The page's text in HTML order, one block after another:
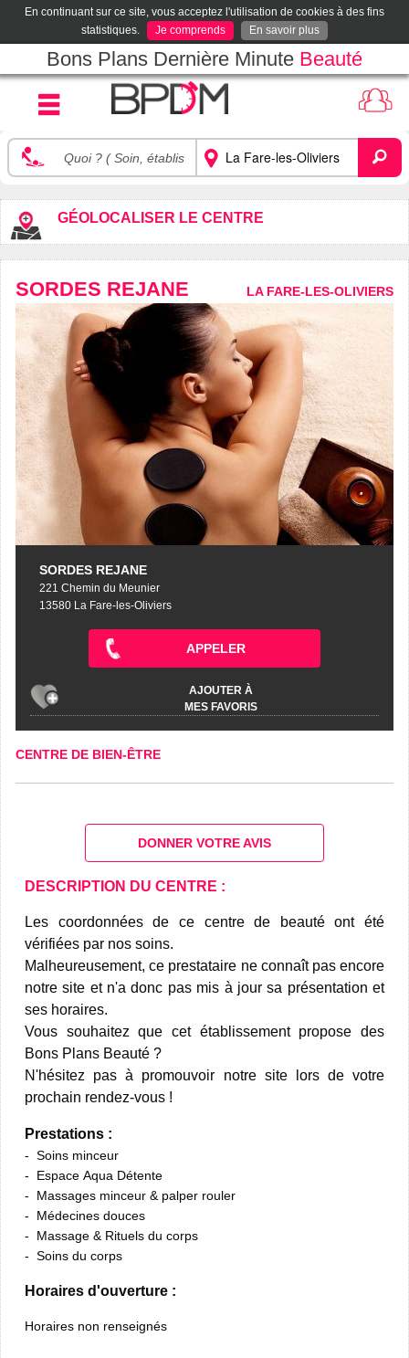
En continuant sur ce site, vous acceptez l'utilisation de cookies à des fins
statistiques.
Je comprends En savoir plus
Bons Plans Dernière Minute Beauté
GÉOLOCALISER LE CENTRE
SORDES REJANE LA FARE-LES-OLIVIERS
SORDES REJANE
221 Chemin du Meunier
13580 La Fare-les-Oliviers
APPELER
AJOUTER À
MES FAVORIS
CENTRE DE BIEN-ÊTRE
DONNER VOTRE AVIS
DESCRIPTION DU CENTRE :
Les coordonnées de ce centre de beauté ont été
vérifiées par nos soins.
Malheureusement, ce prestataire ne connaît pas encore
notre site et n'a donc pas mis à jour sa présentation et
ses horaires.
Vous souhaitez que cet établissement propose des
Bons Plans Beauté ?
N'hésitez pas à promouvoir notre site lors de votre
prochain rendez-vous !
Prestations :
Soins minceur
Espace Aqua Détente
Massages minceur & palper rouler
Médecines douces
Massage & Rituels du corps
Soins du corps
Horaires d'ouverture :
Horaires non renseignés